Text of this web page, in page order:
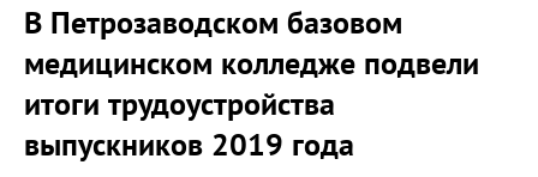
В Петрозаводском базовом
медицинском колледже подвели
итоги трудоустройства
выпускников 2019 года